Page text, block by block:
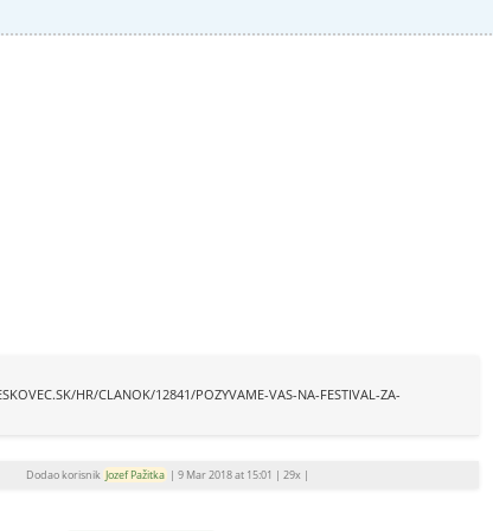
HR/CLANOK/12841/POZYVAME-VAS-NA-FESTIVAL-ZA-
Dodao korisnik Jozef Pažitka| 9 Mar 2018 at 15:01 | 29x|